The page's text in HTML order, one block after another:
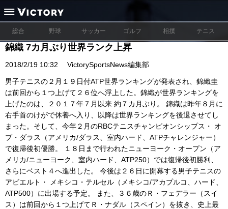
総合 野球 サッカー ゴルフ 相撲 テニス
錦織 7カ月ぶり世界ランク上昇
2018/2/19 10:32 VictorySportsNews編集部
男子テニスの２月１９日付ATP世界ランキングが発表され、錦織圭
は前回から１つ上げて２６位へ浮上した。錦織が世界ランキングを
上げたのは、２０１７年７月以来 約７カ月ぶり。 錦織は昨年８月に
右手首のけがで休養へ入り、以降は世界ランキングを後退させてし
まった。そして、今年２月のRBCテニスチャンピオンシップス・ オ
ブ・ダラス（アメリカ/ダラス、室内ハード、ATPチャレンジャー）
で復帰後初優勝。 １８日まで行われたニューヨーク・オープン（ア
メリカ/ニューヨーク、室内ハード、ATP250）では復帰後初勝利、
さらにベスト４へ進出した。 今後は２６日に開幕する男子テニスの
アビエルト・ メキシコ・テルセル（メキシコ/アカプルコ、ハード、
ATP500）に出場する予定。 また、３６歳のＲ・フェデラー（スイ
ス）は前回から１つ上げてＲ・ナダル（スペイン）を抜き、史上最